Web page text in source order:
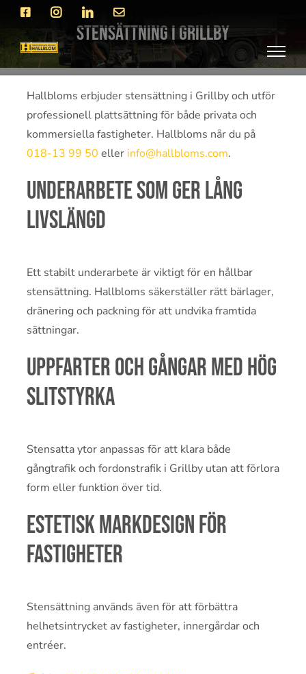
Fortsätt
innehållet
FacebookInstagramLinkedIn
E-
Stensättning i Grillby
Hallbloms erbjuder stensättning i Grillby och utför
professionell plattsättning för både privata och
kommersiella fastigheter. Hallbloms når du på
018-13 99 50 eller info@hallbloms.com.
Underarbete som ger lång
livslängd
Ett stabilt underarbete är viktigt för en hållbar
stensättning. Hallbloms säkerställer rätt bärlager,
dränering och packning för att undvika framtida
sättningar.
Uppfarter och gångar med hög
slitstyrka
Stensatta ytor anpassas för att klara både
gångtrafik och fordonstrafik i Grillby utan att förlora
form eller funktion över tid.
Estetisk markdesign för
fastigheter
Stensättning används även för att förbättra
helhetsintrycket av fastigheter, innergårdar och
entréer.